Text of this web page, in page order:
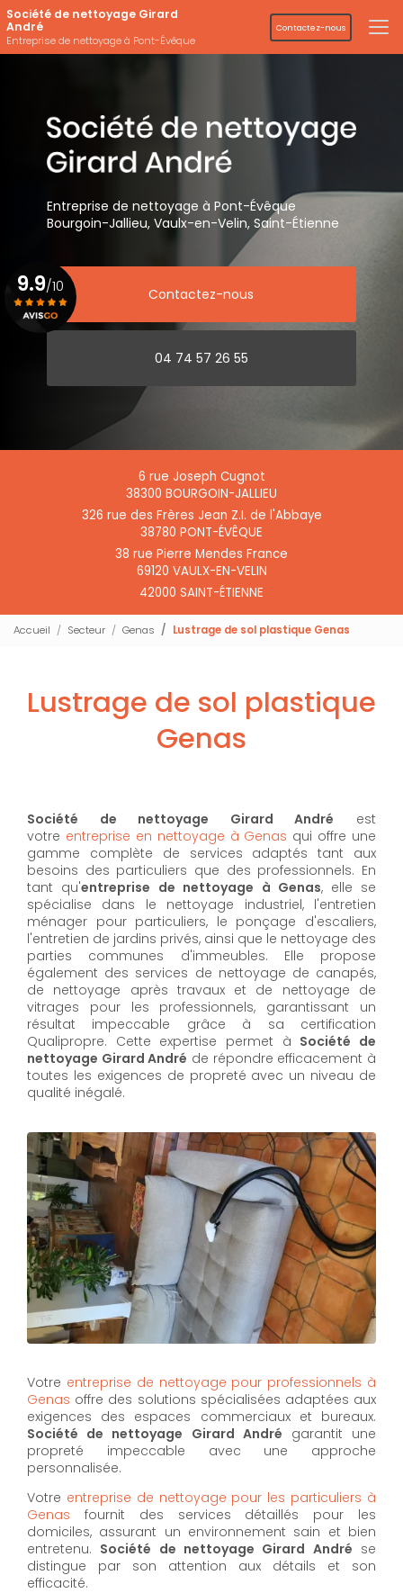
Aller
au
contenu
principal
Société de nettoyage Girard
André
Entreprise de nettoyage à Pont-Évêque
Contactez-nous
Entreprise de nettoyage à Pont-Évêque
Bourgoin-Jallieu, Vaulx-en-Velin, Saint-Étienne
Contactez-nous
04 74 57 26 55
6 rue Joseph Cugnot
38300 BOURGOIN-JALLIEU
326 rue des Frères Jean Z.I. de l'Abbaye
38780 PONT-ÉVÊQUE
38 rue Pierre Mendes France
69120 VAULX-EN-VELIN
42000 SAINT-ÉTIENNE
9.9/10
Accueil Secteur Genas Lustrage de sol plastique Genas
Lustrage de sol plastique
Genas
Société de nettoyage Girard André est
votre entreprise en nettoyage à Genas qui offre une
gamme complète de services adaptés tant aux
besoins des particuliers que des professionnels. En
tant qu'entreprise de nettoyage à Genas, elle se
spécialise dans le nettoyage industriel, l'entretien
ménager pour particuliers, le ponçage d'escaliers,
l'entretien de jardins privés, ainsi que le nettoyage des
parties communes d'immeubles. Elle propose
également des services de nettoyage de canapés,
de nettoyage après travaux et de nettoyage de
vitrages pour les professionnels, garantissant un
résultat impeccable grâce à sa certification
Qualipropre. Cette expertise permet à Société de
nettoyage Girard André de répondre efficacement à
toutes les exigences de propreté avec un niveau de
qualité inégalé.
Votre entreprise de nettoyage pour professionnels à
Genas offre des solutions spécialisées adaptées aux
exigences des espaces commerciaux et bureaux.
Société de nettoyage Girard André garantit une
propreté impeccable avec une approche
personnalisée.
Votre entreprise de nettoyage pour les particuliers à
Genas fournit des services détaillés pour les
domiciles, assurant un environnement sain et bien
entretenu. Société de nettoyage Girard André se
distingue par son attention aux détails et son
efficacité.